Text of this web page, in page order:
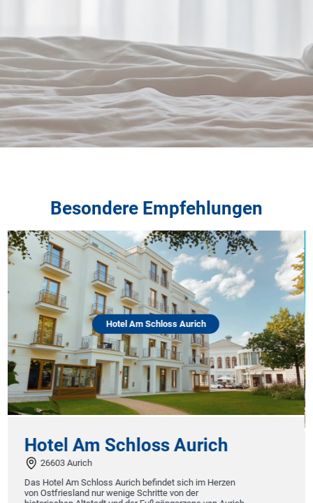
Besondere Empfehlungen
Am Schloss Aurich
Aurich
befindet sich im Herzen
Schritte von der
Hotel &
Hebsack
73630 Remshalden